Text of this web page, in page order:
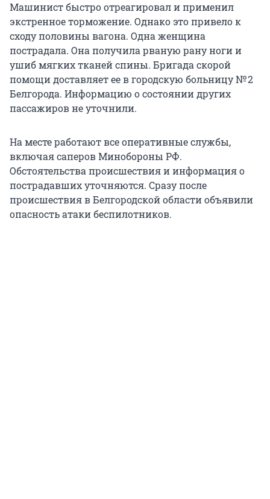
Машинист быстро отреагировал и применил
экстренное торможение. Однако это привело к
сходу половины вагона. Одна женщина
пострадала. Она получила рваную рану ноги и
ушиб мягких тканей спины. Бригада скорой
помощи доставляет ее в городскую больницу № 2
Белгорода. Информацию о состоянии других
пассажиров не уточнили.
На месте работают все оперативные службы,
включая саперов Минобороны РФ.
Обстоятельства происшествия и информация о
пострадавших уточняются. Сразу после
происшествия в Белгородской области объявили
опасность атаки беспилотников.